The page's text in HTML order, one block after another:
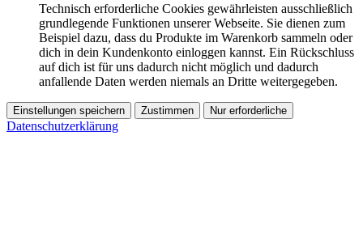
Technisch erforderliche Cookies gewährleisten ausschließlich
grundlegende Funktionen unserer Webseite. Sie dienen zum
Beispiel dazu, dass du Produkte im Warenkorb sammeln oder
dich in dein Kundenkonto einloggen kannst. Ein Rückschluss
auf dich ist für uns dadurch nicht möglich und dadurch
anfallende Daten werden niemals an Dritte weitergegeben.
Einstellungen speichern Zustimmen Nur erforderliche
Datenschutzerklärung